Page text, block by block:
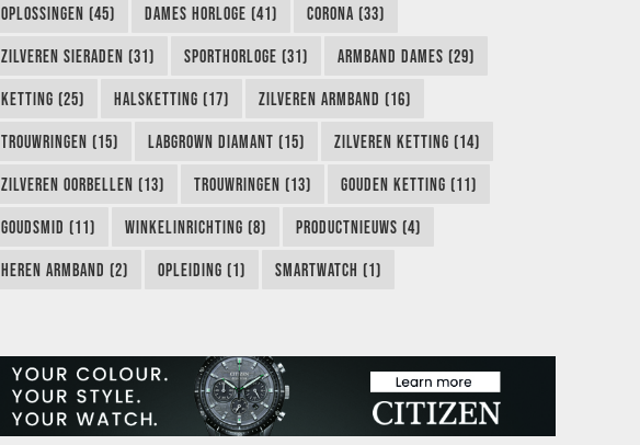
OPLOSSINGEN (45) DAMES HORLOGE (41) CORONA (33)
ZILVEREN SIERADEN (31) SPORTHORLOGE (31) ARMBAND DAMES (29)
KETTING (25) HALSKETTING (17) ZILVEREN ARMBAND (16)
TROUWRINGEN (15) LABGROWN DIAMANT (15) ZILVEREN KETTING (14)
ZILVEREN OORBELLEN (13) TROUWRINGEN (13) GOUDEN KETTING (11)
GOUDSMID (11) WINKELINRICHTING (8) PRODUCTNIEUWS (4)
HEREN ARMBAND (2) OPLEIDING (1) SMARTWATCH (1)